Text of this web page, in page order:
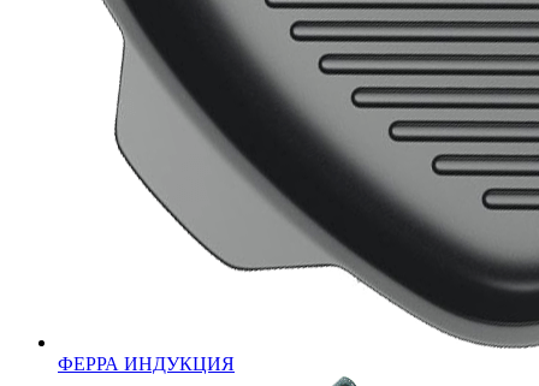
ФЕРРА ИНДУКЦИЯ